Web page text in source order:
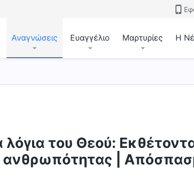
Αναγνώσεις Ευαγγέλιο Μαρτυρίες Η
στη ζωή Προορισμοί και εκβάσεις
λόγια του Θεού:
ανθρωπότητας |